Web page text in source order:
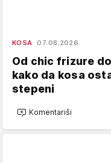
KOSA 07.08.2026.
Od chic frizure
kako da kosa
stepeni
Komentariši